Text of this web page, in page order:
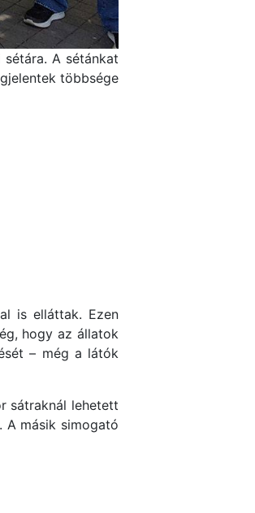
A sétánkat
többsége
is elláttak. Ezen
hogy az állatok
– még a látók
sátraknál lehetett
A másik simogató